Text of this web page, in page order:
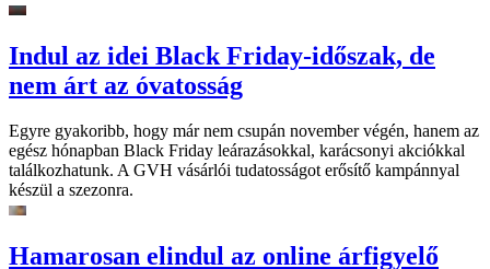
Indul az idei Black Friday-időszak, de
nem árt az óvatosság
Egyre gyakoribb, hogy már nem csupán november végén, hanem az
egész hónapban Black Friday leárazásokkal, karácsonyi akciókkal
találkozhatunk. A GVH vásárlói tudatosságot erősítő kampánnyal
készül a szezonra.
Hamarosan elindul az online árfigyelő